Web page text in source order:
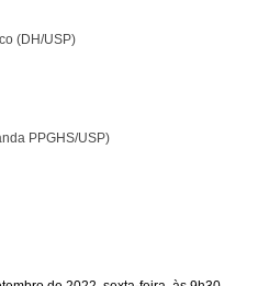
(DH/USP)
PPGHS/USP)